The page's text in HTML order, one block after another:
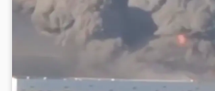
Pokretanje videa...